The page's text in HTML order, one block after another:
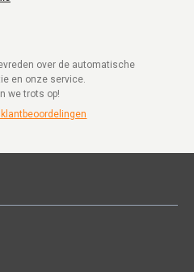
over de automatische
en onze service.
we trots op!